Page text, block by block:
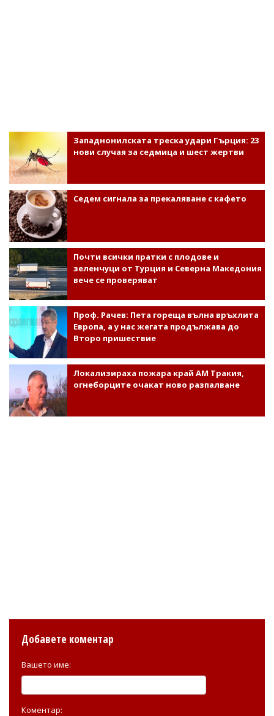
Западнонилската треска удари Гърция: 23
нови случая за седмица и шест жертви
Седем сигнала за прекаляване с кафето
Почти всички пратки с плодове и
зеленчуци от Турция и Северна Македония
вече се проверяват
Проф. Рачев: Пета гореща вълна връхлита
Европа, а у нас жегата продължава до
Второ пришествие
Локализираха пожара край АМ Тракия,
огнеборците очакат ново разпалване
Добавете коментар
Вашето име:
Коментар: